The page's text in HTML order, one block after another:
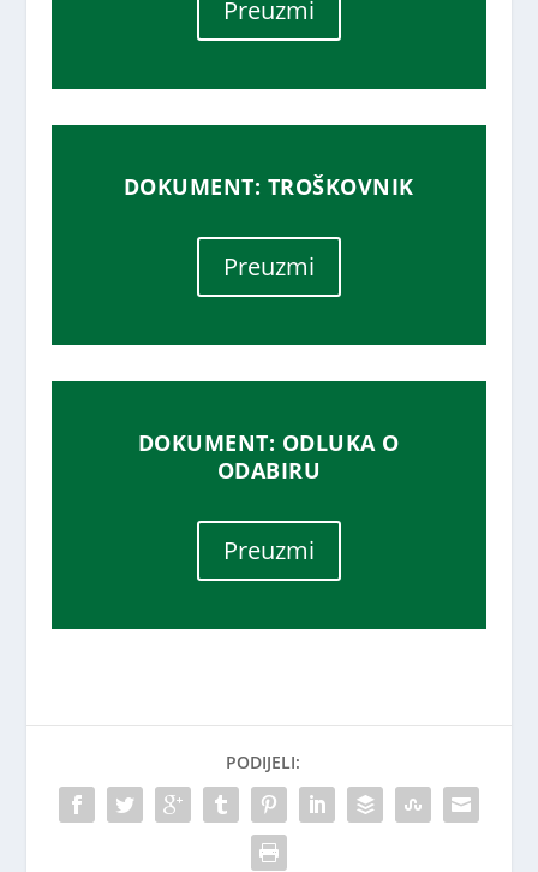
Preuzmi
DOKUMENT: TROŠKOVNIK
Preuzmi
DOKUMENT: ODLUKA O
ODABIRU
Preuzmi
PODIJELI: